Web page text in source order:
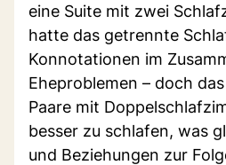
eine Suite mit zwei
hatte das getrennte
Konnotationen im
Eheproblemen – doch
Paare mit
besser zu schlafen, was
und Beziehungen zur